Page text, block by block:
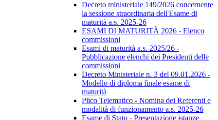
Decreto ministeriale 149/2026 concernente
la sessione straordinaria dell'Esame di
maturità a.s. 2025-26
ESAMI DI MATURITÀ 2026 - Elenco
commissioni
Esami di maturità a.s. 2025/26 -
Pubblicazione elenchi dei Presidenti delle
commissioni
Decreto Ministeriale n. 3 del 09.01.2026 -
Modello di diploma finale esame di
maturità
Plico Telematico - Nomina dei Referenti e
modalità di funzionamento a.s. 2025-26
Esame di Stato - Presentazione istanze